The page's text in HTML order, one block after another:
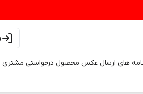
های ارسال عکس محصول درخواستی مشتری و